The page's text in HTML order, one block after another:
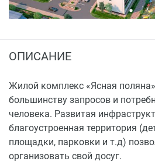
ОПИСАНИЕ
Жилой комплекс «Ясная
большинству запросов и
человека. Развитая
благоустроенная территория
площадки, парковки и т.д)
организовать свой досуг.